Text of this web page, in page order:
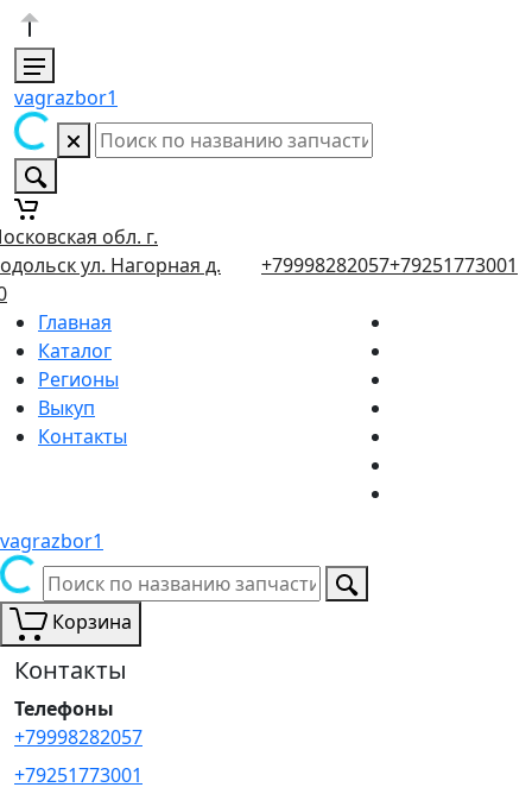
vagrazbor1
обл. г.
ул. Нагорная д.
+79998282057+79251773001
Главная
Каталог
Регионы
Выкуп
Контакты
vagrazbor1
Корзина
Контакты
Телефоны
+79998282057
+79251773001